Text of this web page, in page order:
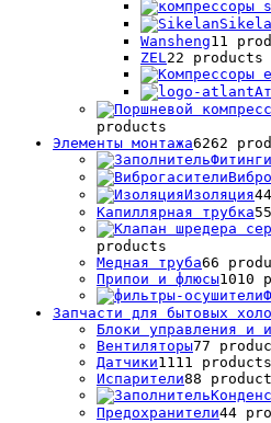
Wansheng11
ZEL22 products
products
Элементы монтажа6262
Фитинги
Изоляция4
Капиллярная трубка5
products
Медная труба66
Припои и флюсы1010
Запчасти для бытовых
Блоки управления и
Вентиляторы77
Датчики1111 products
Испарители88
Предохранители44